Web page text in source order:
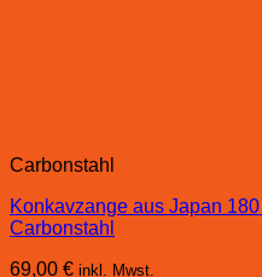
Carbonstahl
Konkavzange aus Japan
Carbonstahl
69,00 € inkl. Mwst.